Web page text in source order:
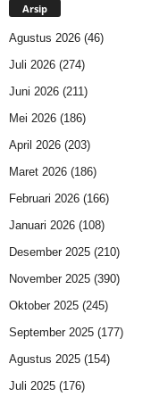
Arsip
Agustus 2026 (46)
Juli 2026 (274)
Juni 2026 (211)
Mei 2026 (186)
April 2026 (203)
Maret 2026 (186)
Februari 2026 (166)
Januari 2026 (108)
Desember 2025 (210)
November 2025 (390)
Oktober 2025 (245)
September 2025 (177)
Agustus 2025 (154)
Juli 2025 (176)